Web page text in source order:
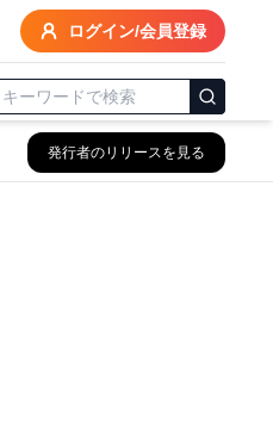
ログイン/会員登録
発行者のリリースを見る